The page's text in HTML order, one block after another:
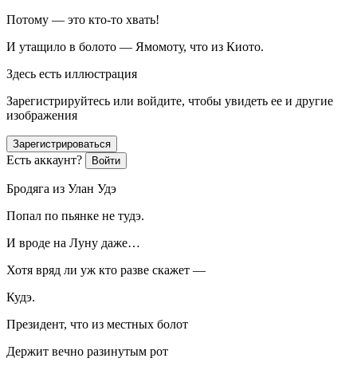
Потому — это кто-то хвать!
И утащило в болото — Ямомоту, что из Киото.
Здесь есть иллюстрация
Зарегистрируйтесь или войдите, чтобы увидеть ее и другие
изображения
Зарегистрироваться
Есть аккаунт? Войти
Бродяга из Улан Удэ
Попал по пьянке не тудэ.
И вроде на Луну даже…
Хотя вряд ли уж кто разве скажет —
Кудэ.
Президент, что из местных болот
Держит вечно разинутым рот